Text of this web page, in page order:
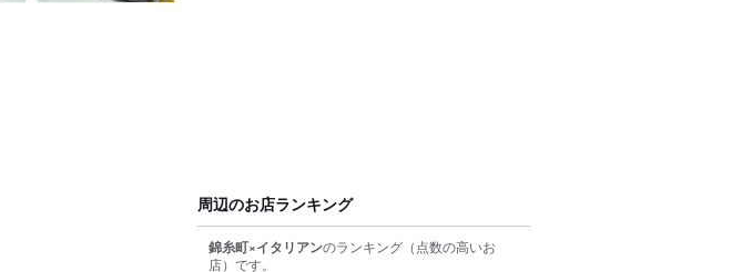
周辺のお店ランキング
錦糸町×イタリアンのランキング （点数の高いお
店） です。